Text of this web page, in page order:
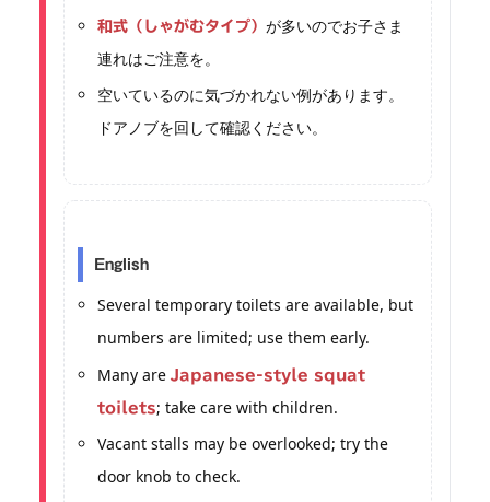
和式（しゃがむタイプ）が多いのでお子さま
連れはご注意を。
空いているのに気づかれない例があります。
ドアノブを回して確認ください。
English
Several temporary toilets are available, but
numbers are limited; use them early.
Many areJapanese-style squat
toilets; take care with children.
Vacant stalls may be overlooked; try the
door knob to check.